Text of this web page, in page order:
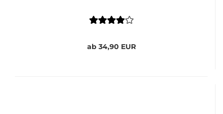
ab 34,90 EUR